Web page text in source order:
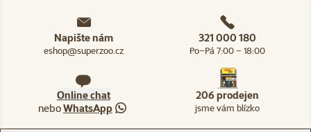
Napište nám
eshop@superzoo.cz
321 000 180
Po–Pá 7:00 – 18:00
Online chat
neboWhatsApp
206 prodejen
jsme vám blízko